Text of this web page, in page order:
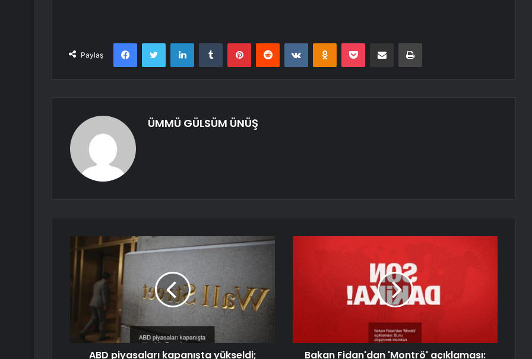
Paylaş
FacebookTwitter LinkedInTumblr PinterestReddit VKontakteOdnoklassniki
Pocket E-Posta ile paylaş Yazdır
ÜMMÜ GÜLSÜM ÜNÜŞ
ABD piyasaları kapanışta yükseldi;
Bakan Fidan'dan 'Montrö' açıklaması: